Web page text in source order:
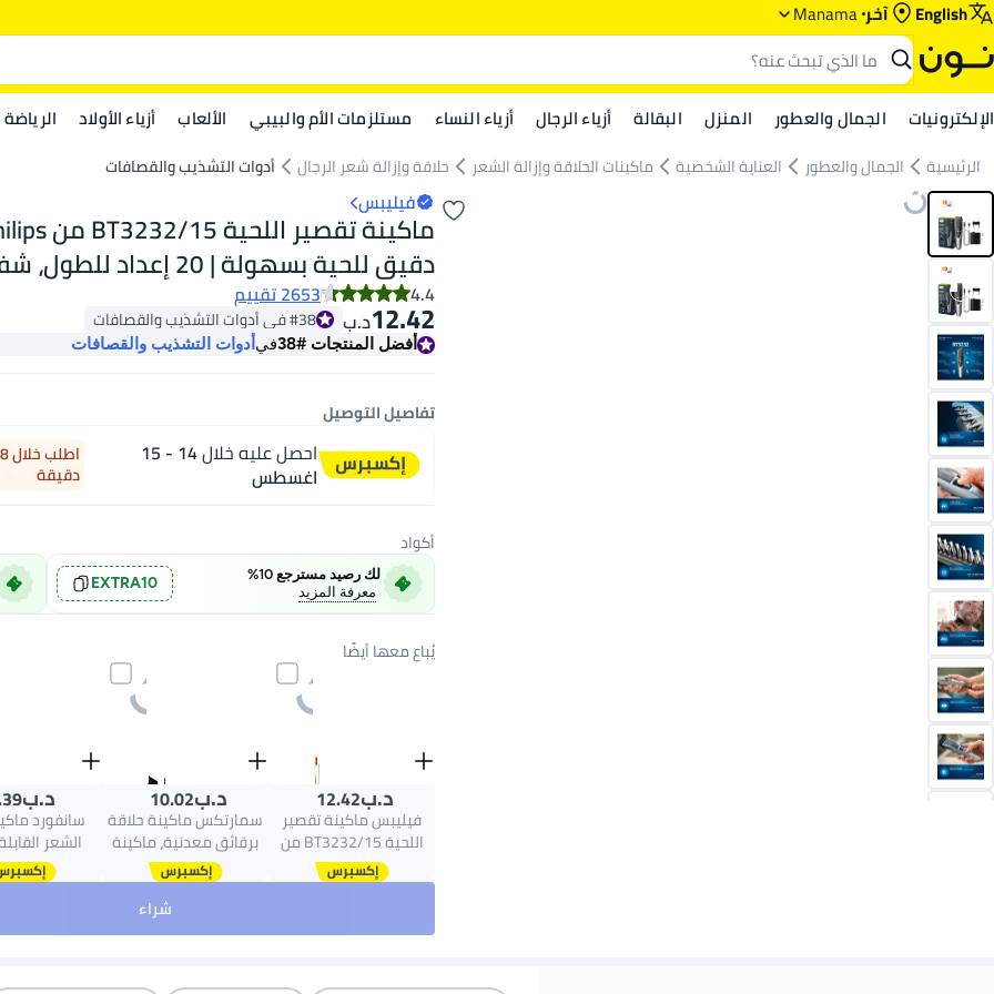
English آخر Manama
الإلكترونيات الجمال والعطور المنزل البقالة أزياء الرجال أزياء النساء مستلزمات الأم والبيبي الألعاب أزياء الأولاد الرياضة
الرئيسية الجمال والعطور العناية الشخصية ماكينات الحلاقة وإزالة الشعر حلاقة وإزالة شعر الرجال أدوات التشذيب والقصافات
فيليبس
دقيق للحية بسهولة | 20 إعداد
الاستخدام اللاسلكي، مؤشر البطارية
4.4
2653 تقييم
د.ب‏12.42 #38 في أدوات التشذيب والقصافات
#38 في أدوات التشذيب والقصافاتأفضل المنتجات #38 فيأدوات التشذيب والقصافات
تفاصيل التوصيل
احصل عليه خلال 14 - 15
اغسطس دقيقة
أكواد
لك رصيد مسترجع 10%
معرفة المزيد
EXTRA10
يُباع معها أيضًا
د.ب‏12.42
فيليبس ماكينة تقصير
اللحية BT3232/15 من
Philips | تشذيب دقيق
للحية بسهولة | 20 إعداد
إلى الصيانة، لا حاجة
د.ب‏10.02
سمارتكس ماكينة حلاقة
برقائق معدنية، ماكينة
حلاقة كهربائية للرجال،
ماكينة حلاقة صغيرة
للرجال مقاومة للماء،
ماكينة حلاقة كهربائية
د.ب‏
سانفورد
الشعر
المقاوم
شراء